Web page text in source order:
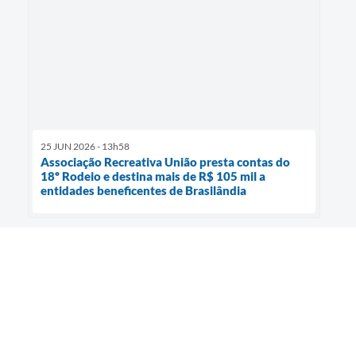
25 JUN 2026 - 13h58
Associação Recreativa União presta contas do
18º Rodeio e destina mais de R$ 105 mil a
entidades beneficentes de Brasilândia